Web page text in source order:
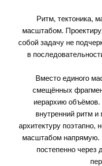
Ритм, тектоника,
масштабом.
собой задачу не
в
Вместо единого
смещённых
иерархию объёмов.
внутренний ритм и
архитектуру поэтапно,
масштабом напрямую.
постепенно через